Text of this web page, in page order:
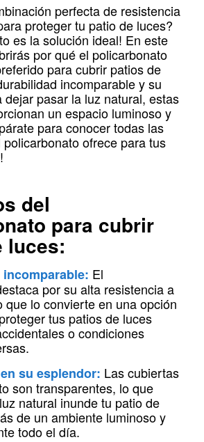
perfecta de resistencia
proteger tu patio de luces?
es la solución ideal! En este
por qué el policarbonato
para cubrir patios de
incomparable y su
dejar pasar la luz natural, estas
un espacio luminoso y
para conocer todas las
ofrece para tus
del
para cubrir
luces:
El
por su alta resistencia a
que lo convierte en una opción
tus patios de luces
o condiciones
su esplendor: Las cubiertas
son transparentes, lo que
natural inunde tu patio de
de un ambiente luminoso y
todo el día.